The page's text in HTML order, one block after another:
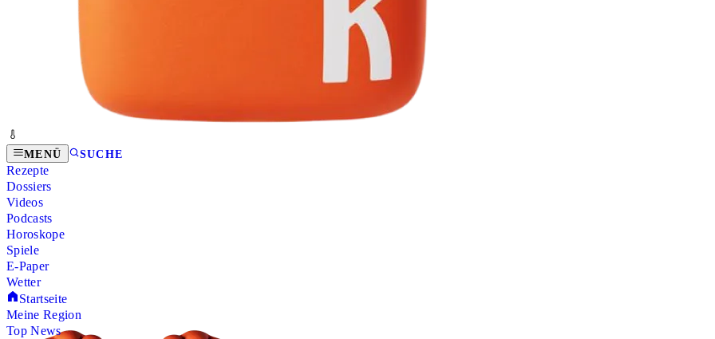
MENÜ SUCHE
Rezepte
Dossiers
Videos
Podcasts
Horoskope
Spiele
E-Paper
Wetter
Startseite
Meine Region
Top News